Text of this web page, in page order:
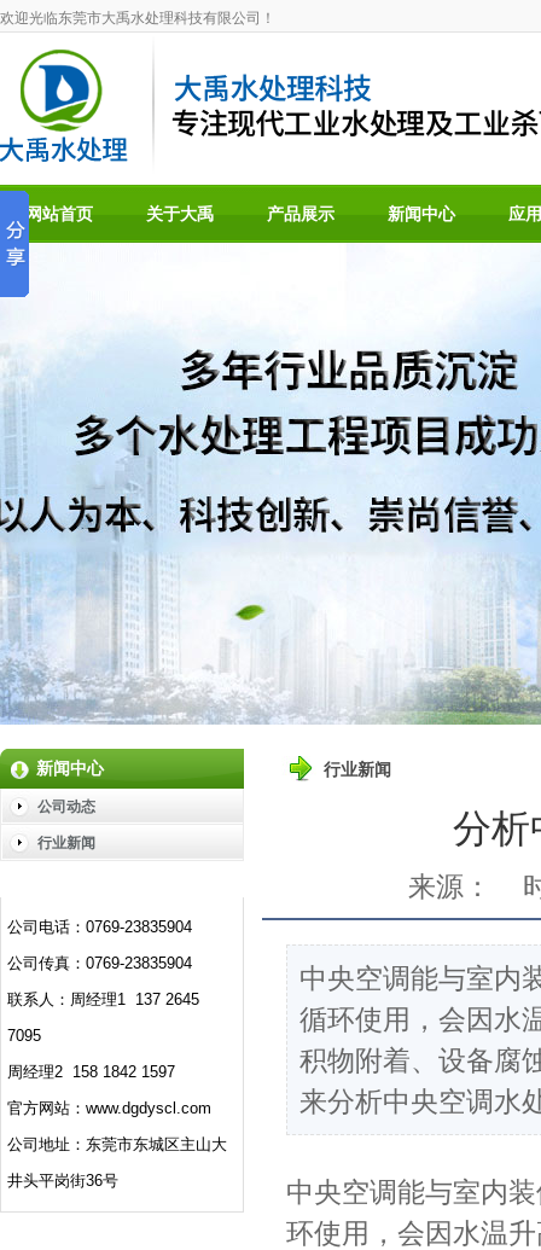
欢迎光临东莞市大禹水处理科技有限公司！
网站首页 关于大禹 产品展示 新闻中心 应
新闻中心
公司动态
行业新闻
公司电话：0769-23835904
公司传真：0769-23835904
联系人：周经理1 137 2645
7095
周经理2 158 1842 1597
官方网站：www.dgdyscl.com
公司地址：东莞市东城区主山大
井头平岗街36号
行业新闻
分析
来源：
中央空调能与室内
循环使用，会因水
积物附着、设备腐
来分析中央空调水
中央空调能与室内
环使用，会因水温